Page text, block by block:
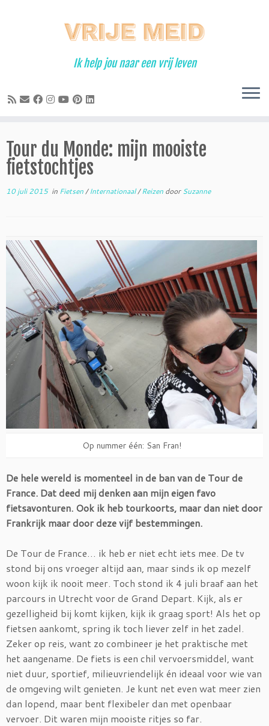
Ik help jou naar een vrij leven
Tour du Monde: mijn mooiste
fietstochtjes
10 juli 2015in Fietsen/Internationaal/Reizen doorSuzanne
Op nummer één: San Fran!
De hele wereld is momenteel in de ban van de Tour de
France. Dat deed mij denken aan mijn eigen favo
fietsavonturen. Ook ik heb tourkoorts, maar dan niet door
Frankrijk maar door deze vijf bestemmingen.
De Tour de France… ik heb er niet echt iets mee. De tv
stond bij ons vroeger altijd aan, maar sinds ik op mezelf
woon kijk ik nooit meer. Toch stond ik 4 juli braaf aan het
parcours in Utrecht voor de Grand Depart. Kijk, als er
gezelligheid bij komt kijken, kijk ik graag sport! Als het op
fietsen aankomt, spring ik toch liever zelf in het zadel.
Zeker op reis, want zo combineer je het praktische met
het aangename. De fiets is een chil vervoersmiddel, want
niet duur, sportief, milieuvriendelijk én ideaal voor wie van
de omgeving wilt genieten. Je kunt net even wat meer zien
dan lopend, maar bent flexibeler dan met openbaar
vervoer. Dit waren mijn mooiste ritjes so far.